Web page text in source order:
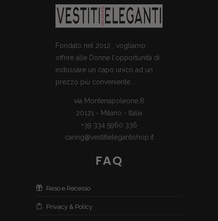
Fondato nel 2012 , vogliamo
offrire alle Donne l'opportunità di
indossare un capo unico ad un
prezzo più conveniente ...
via Montenapoleone,8
20121 - Milano - Italia
+39 334 5960 336
caring@vestitielegantishop.it
FAQ
Reso e Recesso
Privacy & Policy